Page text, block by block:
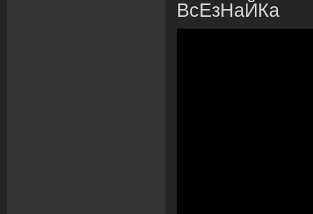
ВсЕзНаЙКа